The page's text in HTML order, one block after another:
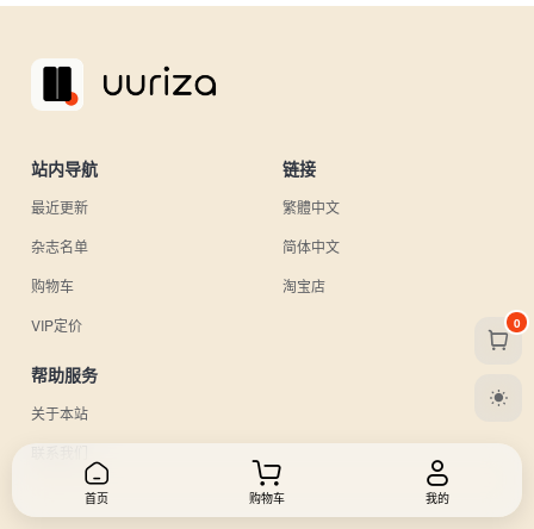
站内导航
最近更新
杂志名单
购物车
VIP定价
链接
繁體中文
简体中文
淘宝店
帮助服务
关于本站
0
首页 购物车 我的